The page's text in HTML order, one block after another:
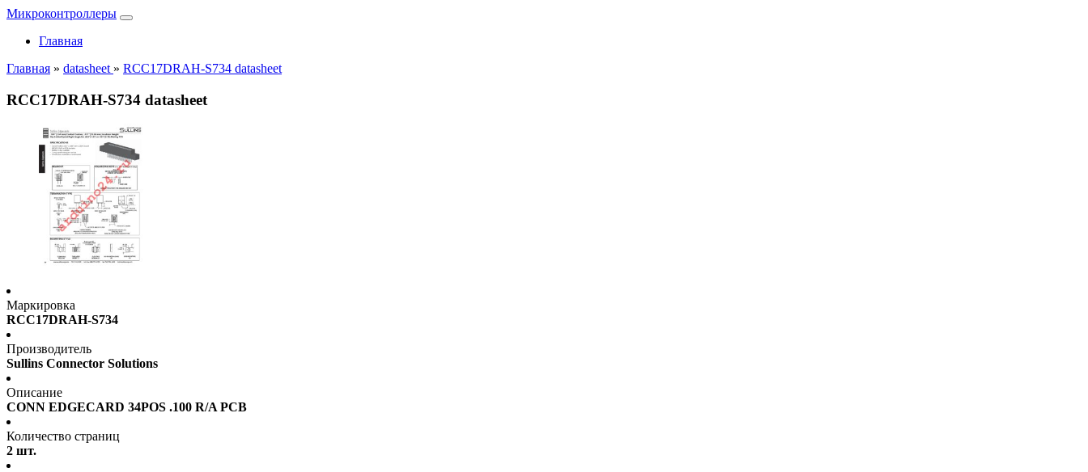
Микроконтроллеры
Главная
Главная » datasheet » RCC17DRAH-S734 datasheet
RCC17DRAH-S734 datasheet
Маркировка
RCC17DRAH-S734
Производитель
Sullins Connector Solutions
Описание
CONN EDGECARD 34POS .100 R/A PCB
Количество страниц
2 шт.